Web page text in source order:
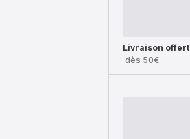
Livraison
dès 50€